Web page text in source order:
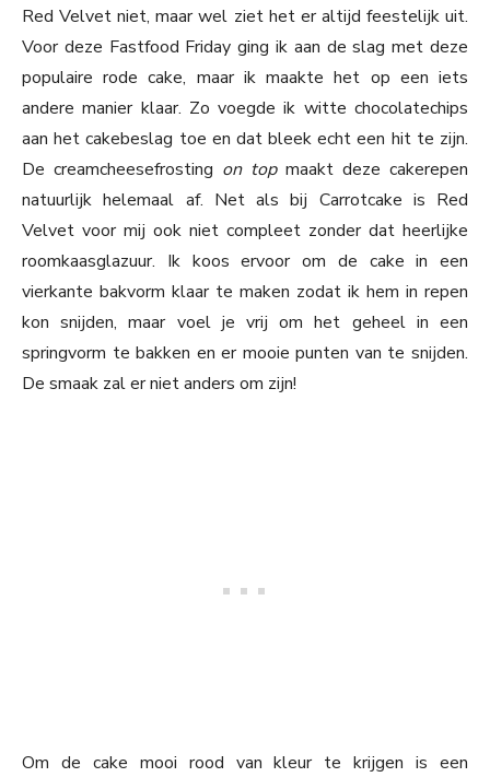
Red Velvet niet, maar wel ziet het er altijd feestelijk uit.
Voor deze Fastfood Friday ging ik aan de slag met deze
populaire rode cake, maar ik maakte het op een iets
andere manier klaar. Zo voegde ik witte chocolatechips
aan het cakebeslag toe en dat bleek echt een hit te zijn.
De creamcheesefrosting on top maakt deze cakerepen
natuurlijk helemaal af. Net als bij Carrotcake is Red
Velvet voor mij ook niet compleet zonder dat heerlijke
roomkaasglazuur. Ik koos ervoor om de cake in een
vierkante bakvorm klaar te maken zodat ik hem in repen
kon snijden, maar voel je vrij om het geheel in een
springvorm te bakken en er mooie punten van te snijden.
De smaak zal er niet anders om zijn!
Om de cake mooi rood van kleur te krijgen is een